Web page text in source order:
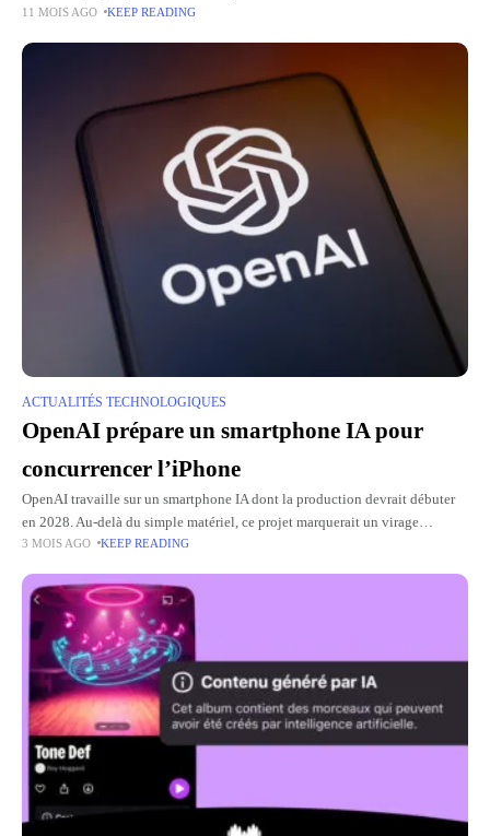
l'ordinateur. Cette stratégie vise à créer une
11 MOIS AGO KEEP READING
ACTUALITÉS TECHNOLOGIQUES
OpenAI prépare un smartphone IA pour
concurrencer l’iPhone
OpenAI travaille sur un smartphone IA dont la production devrait débuter
en 2028. Au-delà du simple matériel, ce projet marquerait un virage
stratégique majeur : faire du téléphone le point
3 MOIS AGO KEEP READING